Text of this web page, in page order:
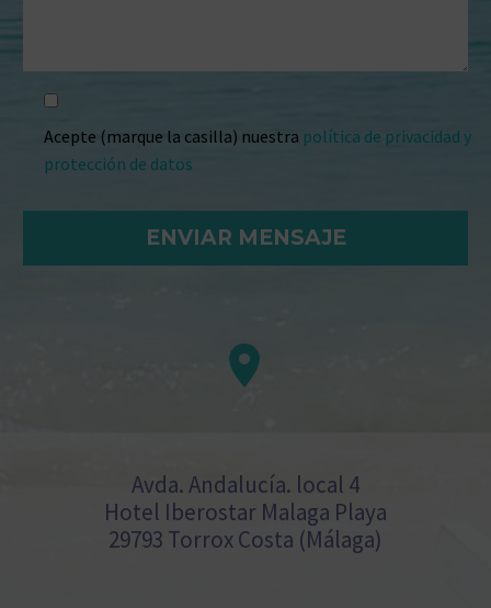
Acepte (marque la casilla) nuestra política de privacidad y
protección de datos


Avda. Andalucía. local 4
Hotel Iberostar Malaga Playa
29793 Torrox Costa (Málaga)